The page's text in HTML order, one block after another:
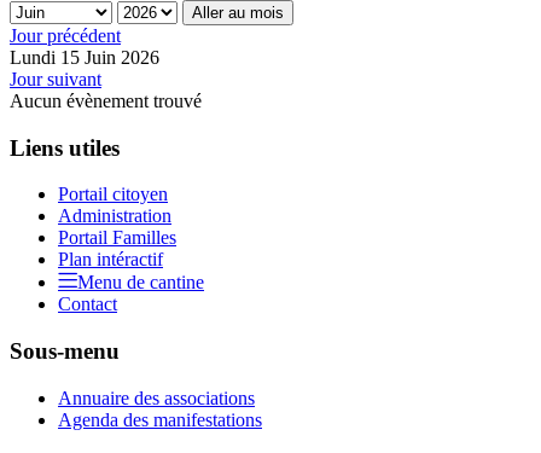
Aller au mois
Jour précédent
Lundi 15 Juin 2026
Jour suivant
Aucun évènement trouvé
Liens utiles
Portail citoyen
Administration
Portail Familles
Plan intéractif
Menu de cantine
Contact
Sous-menu
Annuaire des associations
Agenda des manifestations